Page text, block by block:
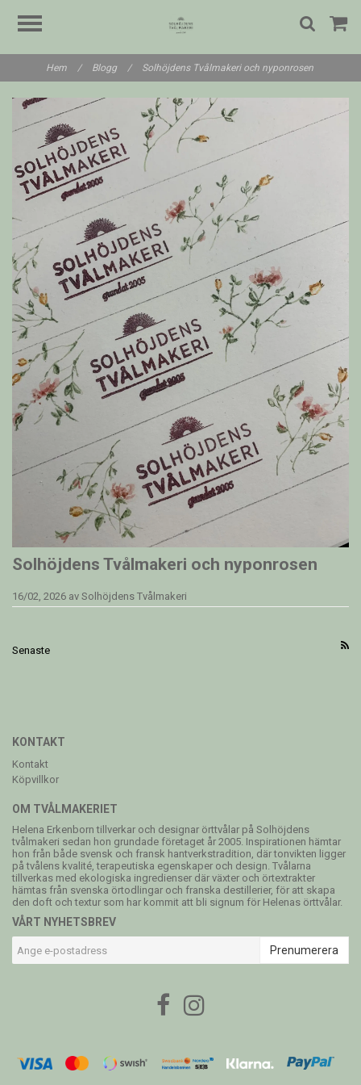
Hem / Blogg / Solhöjdens Tvålmakeri och nyponrosen
Solhöjdens Tvålmakeri och nyponrosen
16/02, 2026 av Solhöjdens Tvålmakeri
Senaste
KONTAKT
Kontakt
Köpvillkor
OM TVÅLMAKERIET
Helena Erkenborn tillverkar och designar örttvålar på Solhöjdens
tvålmakeri sedan hon grundade företaget år 2005. Inspirationen hämtar
hon från både svensk och fransk hantverkstradition, där tonvikten ligger
på tvålens kvalité, terapeutiska egenskaper och design. Tvålarna
tillverkas med ekologiska ingredienser där växter och örtextrakter
hämtas från svenska örtodlingar och franska destillerier, för att skapa
den doft och textur som har kommit att bli signum för Helenas örttvålar.
VÅRT NYHETSBREV
Prenumerera